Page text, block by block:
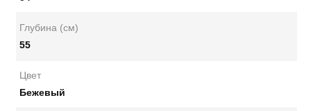
Глубина (см)
55
Цвет
Бежевый